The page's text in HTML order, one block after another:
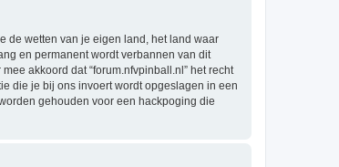
de wetten van je eigen land, het land waar
en permanent wordt verbannen van dit
akkoord dat “forum.nfvpinball.nl” het recht
die je bij ons invoert wordt opgeslagen in een
gehouden voor een hackpoging die